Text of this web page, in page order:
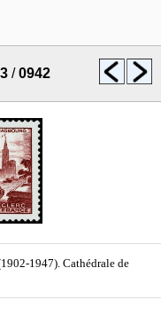
/0942
1947). Cathédrale de